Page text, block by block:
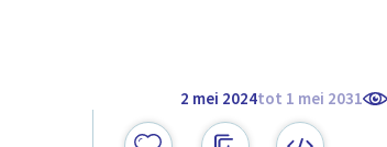
2 mei 2024tot 1 mei 2031